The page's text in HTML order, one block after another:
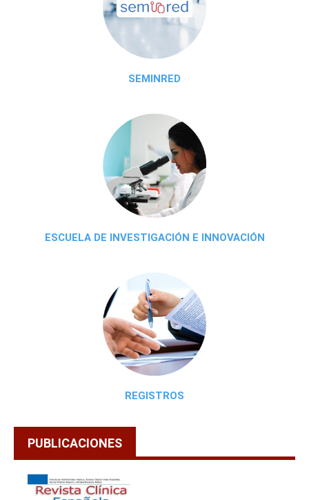
SEMINRED
ESCUELA DE INVESTIGACIÓN E INNOVACIÓN
REGISTROS
PUBLICACIONES